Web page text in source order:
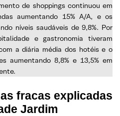
de shoppings continuou em
aumentando 15% A/A, e os
níveis saudáveis de 9,8%. Por
e gastronomia tiveram
a diária média dos hotéis e o
aumentando 8,8% e 13,5% em
fracas explicadas
Jardim